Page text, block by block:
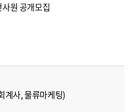
원 공개모집
계사, 물류마케팅)